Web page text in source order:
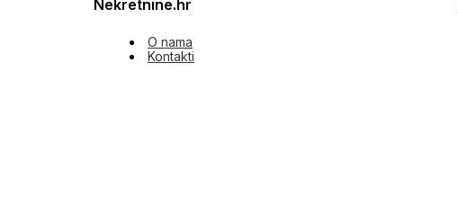
Nekretnine.hr
O nama
Kontakti